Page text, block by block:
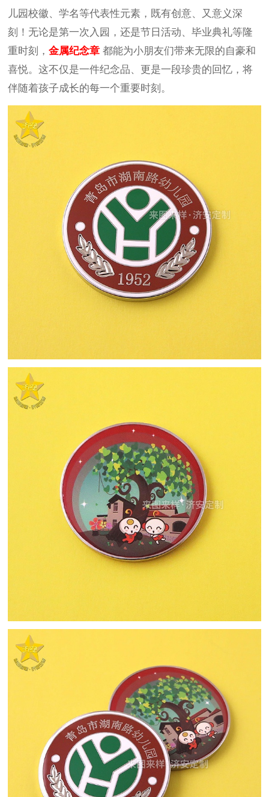
儿园校徽、学名等代表性元素，既有创意、又意义深
刻！无论是第一次入园，还是节日活动、毕业典礼等隆
重时刻， 金属纪念章 都能为小朋友们带来无限的自豪和
喜悦。这不仅是一件纪念品、更是一段珍贵的回忆，将
伴随着孩子成长的每一个重要时刻。